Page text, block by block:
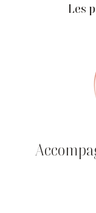
Les